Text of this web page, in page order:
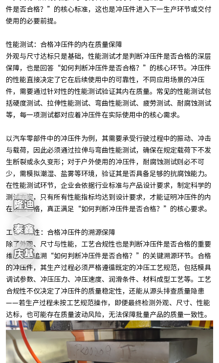
件是否合格？”的核心标准，这也是冲压件进入下一生产环节或交付
使用的必要前提。
性能测试：合格冲压件的内在质量保障
外观与尺寸达标只是基础，性能测试才是判断冲压件是否合格的深层
保障，也是回答“如何判断冲压件是否合格？”的核心环节。冲压件
的性能直接决定了它在后续使用中的可靠性，不同应用场景的冲压
件，需要通过针对性的性能测试验证其内在质量。常见的性能测试包
括硬度测试、拉伸性能测试、弯曲性能测试、疲劳测试、耐腐蚀测试
等，每一项测试都对应着冲压件在实际使用中的核心需求。
以汽车零部件中的冲压件为例，其需要承受行驶过程中的振动、冲击
与载荷，因此必须通过拉伸与弯曲性能测试，确保在规定载荷下不发
生断裂或永久变形；对于户外使用的冲压件，耐腐蚀测试则必不可
少，需模拟潮湿、盐雾等环境，验证其是否具备足够的抗腐蚀能力。
在性能测试环节，企业会依据行业标准与产品设计要求，制定科学的
测试方案，只有所有性能指标均达到设计要求，才能证明冲压件的内
在质量合格，真正满足“如何判断冲压件是否合格？”的核心要求。
工艺合规性：合格冲压件的溯源保障
除了外观、尺寸与性能，工艺合规性也是判断冲压件是否合格的重要
维度，是追溯“如何判断冲压件是否合格？”的关键溯源环节。合格
的冲压件，其生产过程必须严格遵循既定的冲压工艺规范，包括模具
调试参数、冲压压力、冲压速度、润滑条件、材料成型工艺等。工艺
合规性不仅决定了冲压件的质量稳定性，还能从源头排查质量隐患
——若生产过程未按工艺规范操作，即便最终检测外观、尺寸、性能
达标，也可能存在质量波动风险，无法保障批量产品的质量一致性。